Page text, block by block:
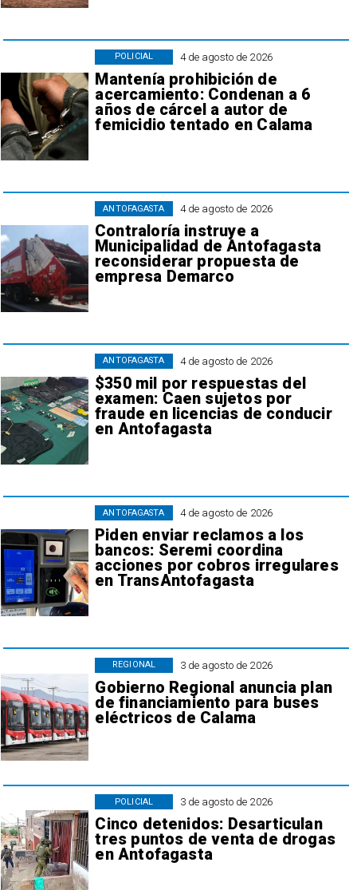
4 de agosto de 2026
Mantenía prohibición de
acercamiento: Condenan a 6
años de cárcel a autor de
femicidio tentado en Calama
POLICIAL
4 de agosto de 2026
Contraloría instruye a
Municipalidad de Antofagasta
reconsiderar propuesta de
empresa Demarco
ANTOFAGASTA
4 de agosto de 2026
$350 mil por respuestas del
examen: Caen sujetos por
fraude en licencias de conducir
en Antofagasta
ANTOFAGASTA
4 de agosto de 2026
Piden enviar reclamos a los
bancos: Seremi coordina
acciones por cobros irregulares
en TransAntofagasta
ANTOFAGASTA
3 de agosto de 2026
Gobierno Regional anuncia plan
de financiamiento para buses
eléctricos de Calama
REGIONAL
3 de agosto de 2026
Cinco detenidos: Desarticulan
tres puntos de venta de drogas
en Antofagasta
POLICIAL